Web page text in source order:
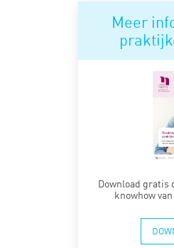
Meer
Download gratis
knowhow